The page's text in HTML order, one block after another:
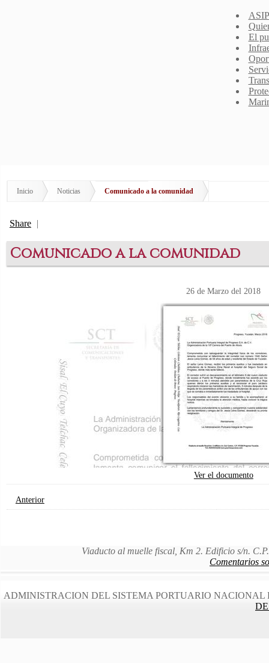
El
Inicio Noticias Comunicado a la comunidad
Share |
Comunicado a la comunidad
26 de Marzo del 2018
Ver el documento
Anterior
Viaducto al muelle fiscal, Km 2. Edificio s/n.
Comentarios
ADMINISTRACION DEL SISTEMA PORTUARIO NACIONAL